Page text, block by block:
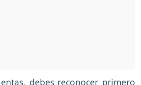
debes reconocer primero